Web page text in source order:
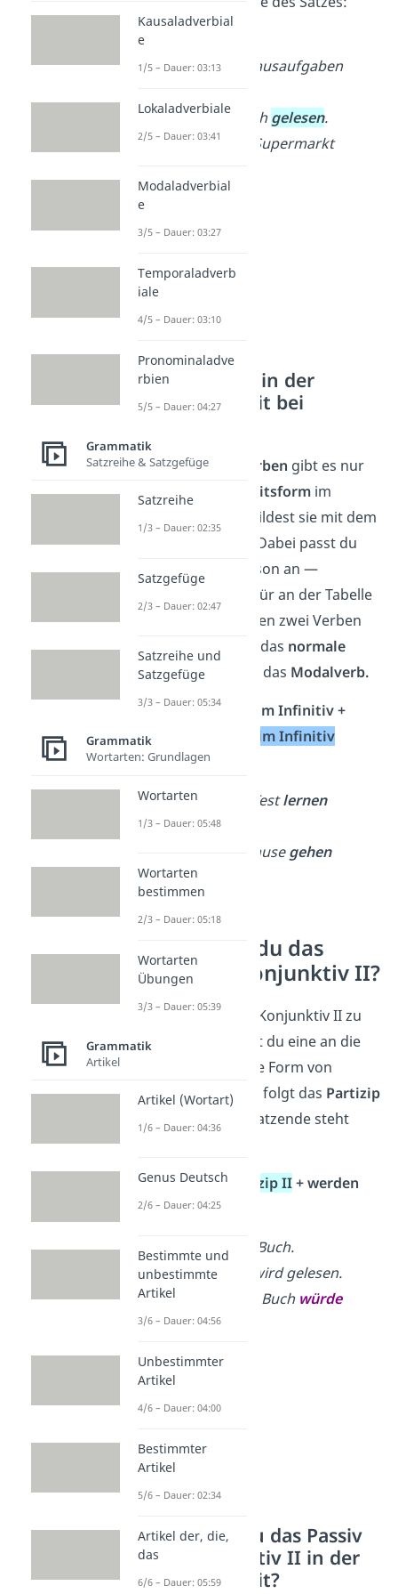
➡️
Ichhättemeine Hausaufgaben
Duhättestein Buchgelesen.
Wir wärenin den Supermarkt
Konjunktiv II in der
Vergangenheit bei
Auch beiModalverben gibt es nur
eine Vergangenheitsformim
Konjunktiv II. Du bildest sie mit dem
“. Dabei passt du
„hätte“ an die Person an —
orientiere dich dafür an der Tabelle
oben. Danach folgen zwei Verben
im Infinitiv: zuerst das normale
Verbund am Ende das Modalverb.
hätte+ Verb im Infinitiv +
Modalverb im Infinitiv
Ichhättefür den Testlernen
können.
nach Hausegehen
müssen.
Wie bildest du das
Passiv im Konjunktiv II?
Um dasPassiv
im Konjunktiv II zu
bilden, verwendest du eine an die
Person angepasste Form von
„würden“. Danach folgt das Partizip
des Verbs. Am Satzende steht
würden+Partizip II+ werden
Aktiv:
Ich lese ein Buch.
Passiv:Das Buch wird gelesen.
Konjunktiv II:
Das Buch würde
gelesenwerden.
Wie bildest du das Passiv
vom Konjunktiv II in der
Vergangenheit?
Kausaladverbial
e
1/5 – Dauer: 03:13
Lokaladverbiale
2/5 – Dauer: 03:41
Modaladverbial
e
3/5 – Dauer: 03:27
Temporaladverb
iale
4/5 – Dauer: 03:10
Pronominaladve
rbien
5/5 – Dauer: 04:27
Grammatik
Satzreihe & Satzgefüge
Satzreihe
1/3 – Dauer: 02:35
Satzgefüge
2/3 – Dauer: 02:47
Satzreihe und
Satzgefüge
3/3 – Dauer: 05:34
Grammatik
Wortarten: Grundlagen
Wortarten
1/3 – Dauer: 05:48
Wortarten
bestimmen
2/3 – Dauer: 05:18
Wortarten
Übungen
3/3 – Dauer: 05:39
Grammatik
Artikel
Artikel (Wortart)
1/6 – Dauer: 04:36
Genus Deutsch
2/6 – Dauer: 04:25
Bestimmte und
unbestimmte
Artikel
3/6 – Dauer: 04:56
Unbestimmter
Artikel
4/6 – Dauer: 04:00
Bestimmter
Artikel
5/6 – Dauer: 02:34
Artikel der, die,
das
6/6 – Dauer: 05:59